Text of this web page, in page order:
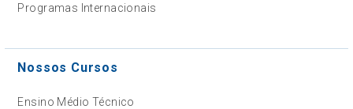
Programas Internacionais
Nossos Cursos
Ensino Médio Técnico